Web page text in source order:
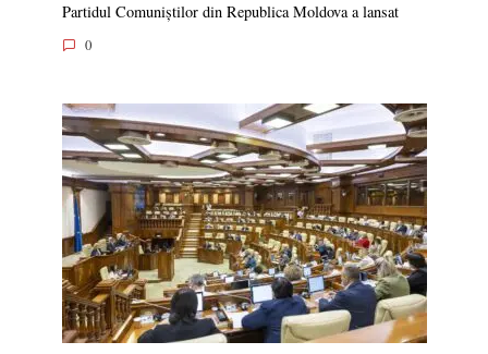
Partidul Comuniștilor din Republica Moldova a lansat
0